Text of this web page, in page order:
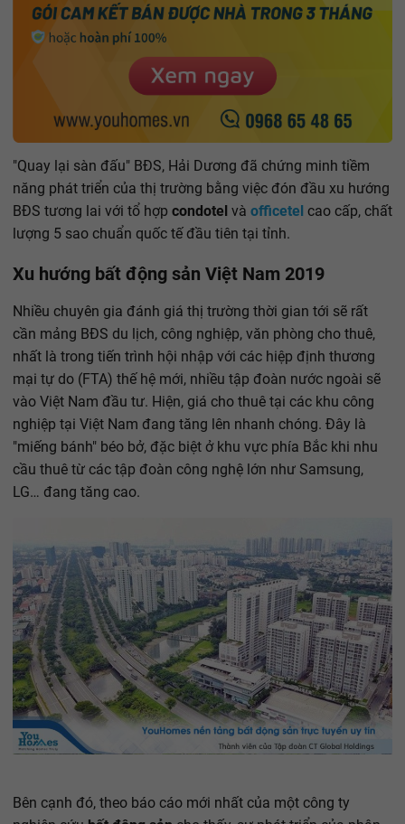
"Quay lại sàn đấu" BĐS, Hải Dương đã chứng minh tiềm
năng phát triển của thị trường bằng việc đón đầu xu hướng
BĐS tương lai với tổ hợp condotel và officetel cao cấp, chất
lượng 5 sao chuẩn quốc tế đầu tiên tại tỉnh.
Xu hướng bất động sản Việt Nam 2019
Nhiều chuyên gia đánh giá thị trường thời gian tới sẽ rất
cần mảng BĐS du lịch, công nghiệp, văn phòng cho thuê,
nhất là trong tiến trình hội nhập với các hiệp định thương
mại tự do (FTA) thế hệ mới, nhiều tập đoàn nước ngoài sẽ
vào Việt Nam đầu tư. Hiện, giá cho thuê tại các khu công
nghiệp tại Việt Nam đang tăng lên nhanh chóng. Đây là
"miếng bánh" béo bở, đặc biệt ở khu vực phía Bắc khi nhu
cầu thuê từ các tập đoàn công nghệ lớn như Samsung,
LG… đang tăng cao.
Bên cạnh đó, theo báo cáo mới nhất của một công ty